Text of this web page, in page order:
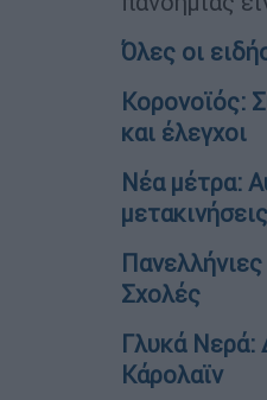
Όλες οι
Κορονοϊός:
και έλεγχοι
Νέα μέτρα:
μετακινήσεις
Σχολές
Γλυκά Νερά:
Κάρολαϊν